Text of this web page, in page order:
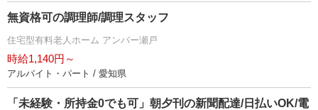
無資格可の調理師/調理スタッフ
住宅型有料老人ホーム アンバー瀬戸
時給1,140円～
アルバイト・パート / 愛知県
「未経験・所持金0でも可」朝夕刊の新聞配達/日払いOK/電